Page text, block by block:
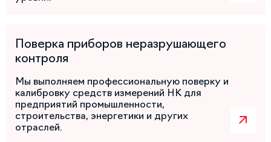
Поверка приборов неразрушающего
контроля
Мы выполняем профессиональную поверку и
калибровку средств измерений НК для
предприятий промышленности,
строительства, энергетики и других
отраслей.